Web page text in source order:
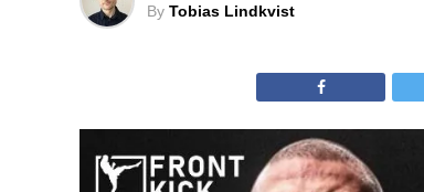
By Tobias Lindkvist